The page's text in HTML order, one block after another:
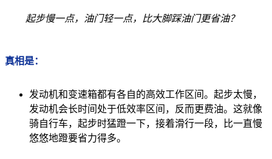
起步慢一点，油门轻一点，比大脚踩油门更省油？
真相是：
发动机和变速箱都有各自的高效工作区间。起步太慢，
发动机会长时间处于低效率区间，反而更费油。这就像
骑自行车，起步时猛蹬一下，接着滑行一段，比一直慢
悠悠地蹬要省力得多。